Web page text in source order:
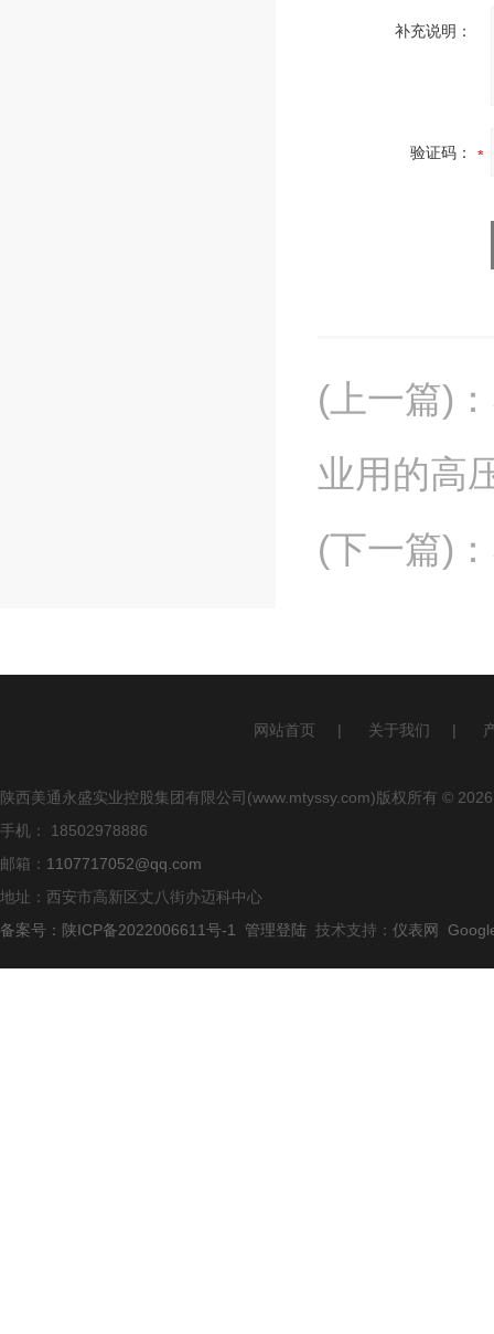
补充说明：
验证码：
(上一篇) ：
业用的高
(下一篇) ：
网站首页 | 关于我们 |
陕西美通永盛实业控股集团有限公司(www.mtyssy.com)版权所有 © 2026
手机： 18502978886
邮箱： 1107717052@qq.com
地址：西安市高新区丈八街办迈科中心
备案号：陕ICP备2022006611号-1
管理登陆 技术支持： 仪表网